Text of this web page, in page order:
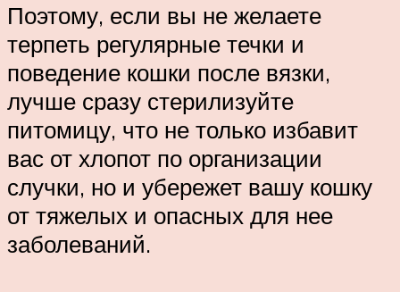
Поэтому, если вы не желаете
терпеть регулярные течки и
поведение кошки после вязки,
лучше сразу стерилизуйте
питомицу, что не только избавит
вас от хлопот по организации
случки, но и убережет вашу кошку
от тяжелых и опасных для нее
заболеваний.